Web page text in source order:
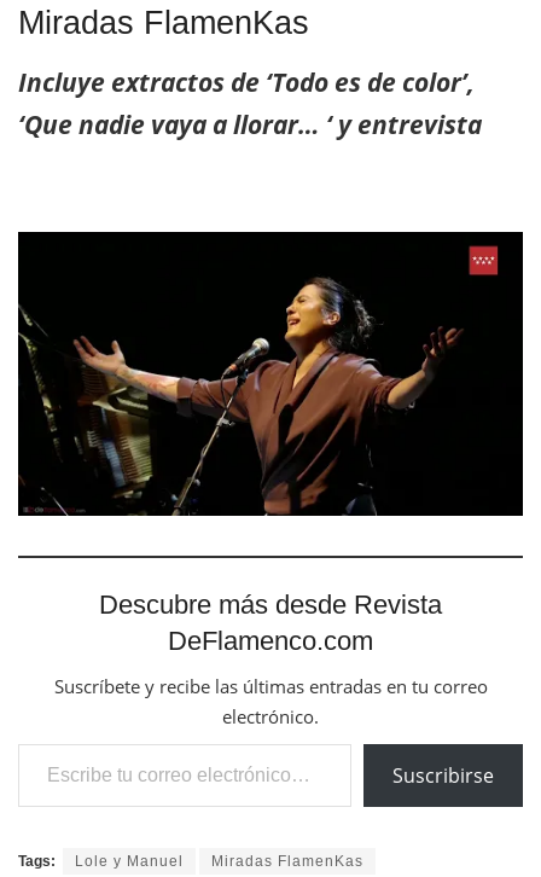
Miradas FlamenKas
Incluye extractos de ‘Todo es de color’,
‘Que nadie vaya a llorar… ‘ y entrevista
Descubre más desde Revista
DeFlamenco.com
Suscríbete y recibe las últimas entradas en tu correo
electrónico.
Escribe tu correo electrónico…
Suscribirse
Tags: Lole y Manuel Miradas FlamenKas